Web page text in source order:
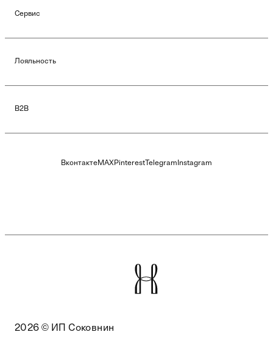
Сервис
Лояльность
B2B
ВконтактеMAXPinterest TelegramInstagram
2026 © ИП Соковнин